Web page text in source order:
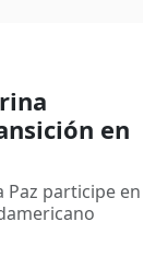
en
Paz participe en